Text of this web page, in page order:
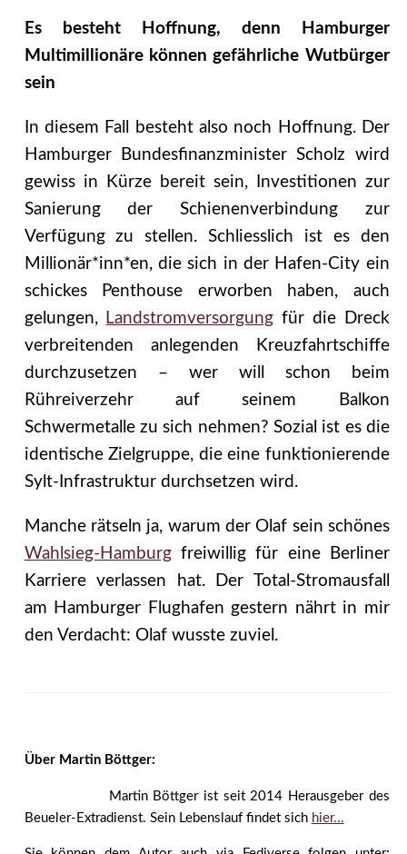
Es besteht Hoffnung, denn Hamburger
Multimillionäre können gefährliche Wutbürger
sein
In diesem Fall besteht also noch Hoffnung. Der
Hamburger Bundesfinanzminister Scholz wird
gewiss in Kürze bereit sein, Investitionen zur
Sanierung der Schienenverbindung zur
Verfügung zu stellen. Schliesslich ist es den
Millionär*inn*en, die sich in der Hafen-City ein
schickes Penthouse erworben haben, auch
gelungen, Landstromversorgung für die Dreck
verbreitenden anlegenden Kreuzfahrtschiffe
durchzusetzen – wer will schon beim
Rühreiverzehr auf seinem Balkon
Schwermetalle zu sich nehmen? Sozial ist es die
identische Zielgruppe, die eine funktionierende
Sylt-Infrastruktur durchsetzen wird.
Manche rätseln ja, warum der Olaf sein schönes
Wahlsieg-Hamburgfreiwillig für eine Berliner
Karriere verlassen hat. Der Total-Stromausfall
am Hamburger Flughafen gestern nährt in mir
den Verdacht: Olaf wusste zuviel.
Über Martin Böttger:
Martin Böttger ist seit 2014 Herausgeber des
Beueler-Extradienst. Sein Lebenslauf findet sich hier...